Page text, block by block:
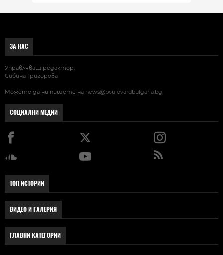
ЗА НАС
Управляващ редактор:
Сибина Григорова
Можете да ни пишете на news@boulevardbulgaria.bg
СОЦИАЛНИ МЕДИИ
ТОП ИСТОРИИ
ВИДЕО И ГАЛЕРИЯ
ГЛАВНИ КАТЕГОРИИ